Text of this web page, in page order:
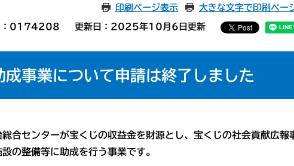
印刷ページ表示 大きな文字で印刷ペー
：0174208 更新日：2025年10月6日更新
事業について申請は終了しました
合センターが宝くじの収益金を財源とし、宝くじの社会貢献広報
の整備等に助成を行う事業です。